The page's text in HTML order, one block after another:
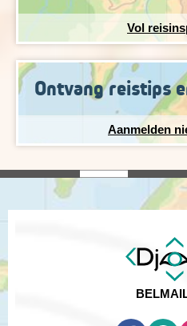
Vol
Ontvang reistips
Aanmelden
BEL